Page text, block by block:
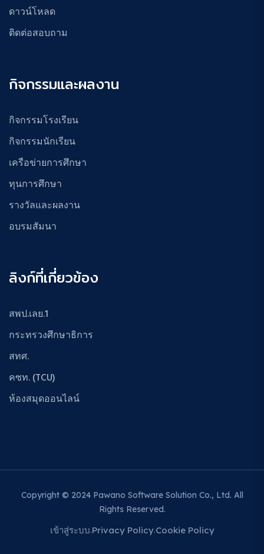
ดาวน์โหลด
ติดต่อสอบถาม
กิจกรรมและผลงาน
กิจกรรมโรงเรียน
กิจกรรมนักเรียน
เครือข่ายการศึกษา
ทุนการศึกษา
รางวัลและผลงาน
อบรมสัมนา
ลิงก์ที่เกี่ยวข้อง
สพป.เลย.1
กระทรวงศึกษาธิการ
สทศ.
คซท. (TCU)
ห้องสมุดออนไลน์
Copyright © 2024 Pawano Software Solution Co., Ltd. All
Rights Reserved.
เข้าสู่ระบบ Privacy Policy Cookie Policy